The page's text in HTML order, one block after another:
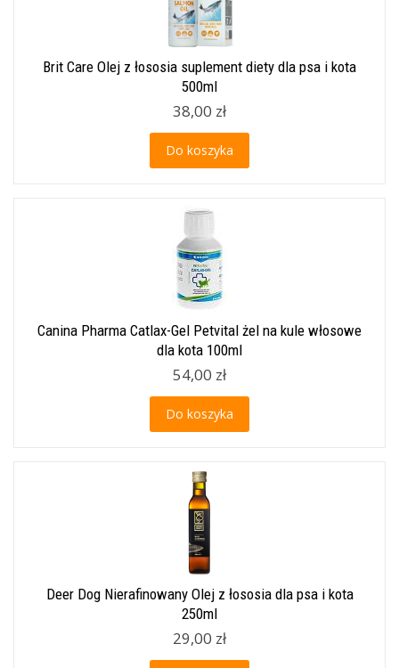
Brit Care Olej z łososia suplement diety dla psa i kota
500ml
38,00 zł
Do koszyka
Canina Pharma Catlax-Gel Petvital żel na kule włosowe
dla kota 100ml
54,00 zł
Do koszyka
Deer Dog Nierafinowany Olej z łososia dla psa i kota
250ml
29,00 zł